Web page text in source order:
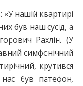
нашій квартирі
був наш сусід, а
Рахлін. (У
симфонічний
крутився
був патефон,